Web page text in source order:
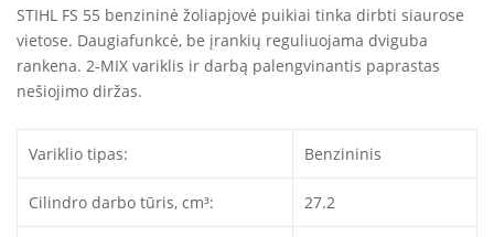
STIHL FS 55 benzininė žoliapjovė puikiai tinka dirbti siaurose
vietose. Daugiafunkcė, be įrankių reguliuojama dviguba
rankena. 2-MIX variklis ir darbą palengvinantis paprastas
nešiojimo diržas.
Variklio tipas: Benzininis
Cilindro darbo tūris, cm³: 27.2